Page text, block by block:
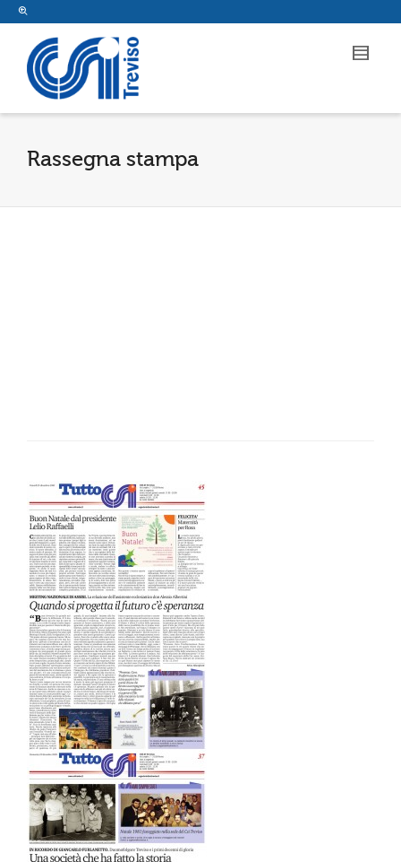
Rassegna stampa